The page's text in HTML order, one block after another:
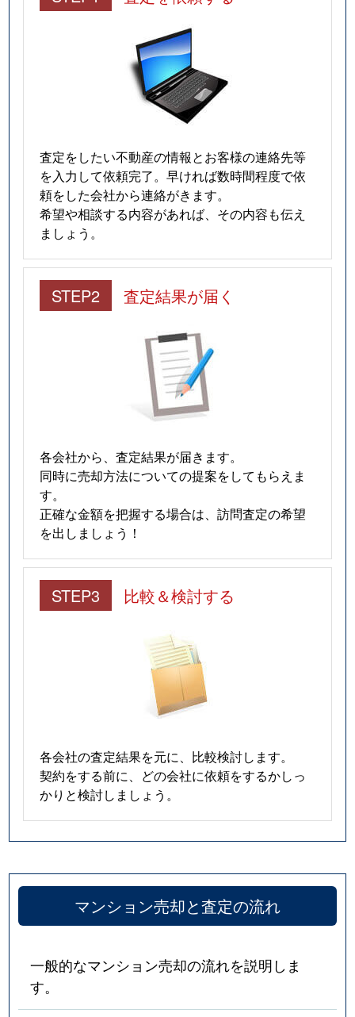
査定をしたい不動産の情報とお客様の連絡先等
を入力して依頼完了。早ければ数時間程度で依
頼をした会社から連絡がきます。
希望や相談する内容があれば、その内容も伝え
ましょう。
STEP2 査定結果が届く
各会社から、査定結果が届きます。
同時に売却方法についての提案をしてもらえま
す。
正確な金額を把握する場合は、訪問査定の希望
を出しましょう！
STEP3 比較＆検討する
各会社の査定結果を元に、比較検討します。
契約をする前に、どの会社に依頼をするかしっ
かりと検討しましょう。
マンション売却と査定の流れ
一般的なマンション売却の流れを説明しま
す。